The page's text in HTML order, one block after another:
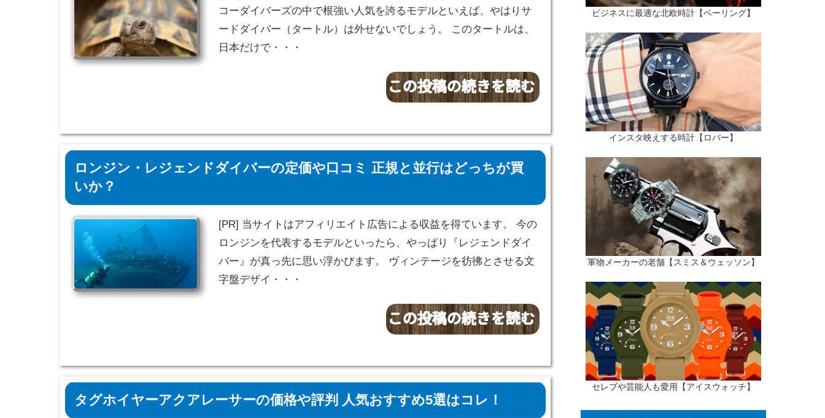
コーダイバーズの中で根強い人気を誇るモデルといえば、やはりサ
ードダイバー（タートル）は外せないでしょう。 このタートルは、
日本だけで・・・
ロンジン・レジェンドダイバーの定価や口コミ 正規と並行はどっちが買
いか？
[PR] 当サイトはアフィリエイト広告による収益を得ています。 今の
ロンジンを代表するモデルといったら、やっぱり『レジェンドダイ
バー』が真っ先に思い浮かびます。 ヴィンテージを彷彿とさせる文
字盤デザイ・・・
タグホイヤーアクアレーサーの価格や評判 人気おすすめ5選はコレ！
ビジネスに最適な北欧時計【ベーリング】
インスタ映えする時計【ロバー】
軍物メーカーの老舗【スミス＆ウェッソン】
セレブや芸能人も愛用【アイスウォッチ】